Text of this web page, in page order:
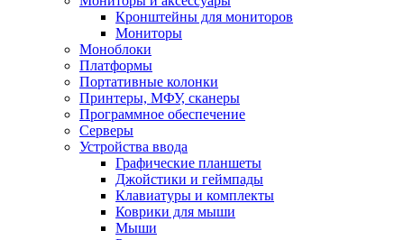
Кронштейны для мониторов
Мониторы
Моноблоки
Платформы
Портативные колонки
Принтеры, МФУ, сканеры
Программное обеспечение
Серверы
Устройства ввода
Графические планшеты
Джойстики и геймпады
Клавиатуры и комплекты
Коврики для мыши
Мыши